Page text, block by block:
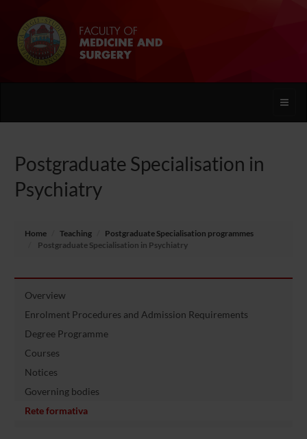
Toggle
Postgraduate Specialisation in
Psychiatry
Home Teaching
Postgraduate Specialisation programmes
Postgraduate Specialisation in Psychiatry
Overview
Enrolment Procedures and Admission Requirements
Degree Programme
Courses
Notices
Governing bodies
Rete formativa